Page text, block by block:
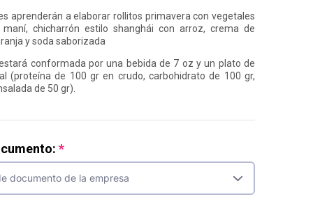
aprenderán a elaborar rollitos primavera con vegetales
chicharrón estilo shanghái con arroz, crema de
y soda saborizada
conformada por una bebida de 7 oz y un plato de
(proteína de 100 gr en crudo, carbohidrato de 100 gr,
de 50 gr).